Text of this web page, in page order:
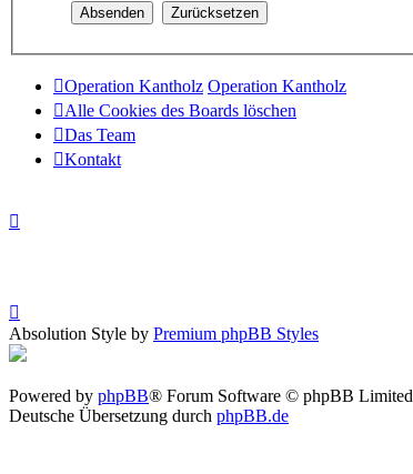
Operation Kantholz Operation Kantholz
Alle Cookies des Boards löschen
Das Team
Kontakt
Absolution Style by Premium phpBB Styles
Powered by phpBB® Forum Software © phpBB Limited
Deutsche Übersetzung durch phpBB.de